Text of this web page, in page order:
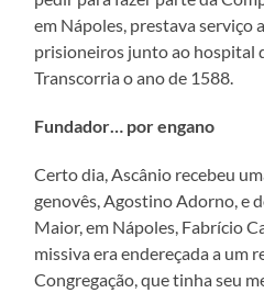
em Nápoles, prestava serviço
prisioneiros junto ao hospital
Transcorria o ano de 1588.
Fundador… por engano
Certo dia, Ascânio recebeu
genovês, Agostino Adorno, e
Maior, em Nápoles, Fabrício
missiva era endereçada a um
Congregação, que tinha seu